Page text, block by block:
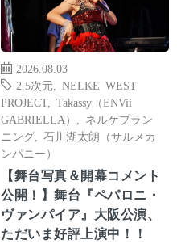
2026.08.03
2.5次元
NELKE WEST
PROJECT, Takassy（ENVii
GABRIELLA）
ネルケプラン
ニング
石川湖太朗（サルメカ
ンパニー）
【舞台写真＆開幕コメント
公開！】舞台『ペパロニ・
ヴァンパイア』大阪公演、
ただいま好評上演中！！